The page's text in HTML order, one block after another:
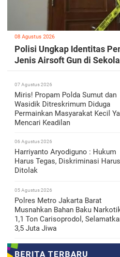
08 Agustus 2026
Polisi Ungkap Identitas
Jenis Airsoft Gun di
07 Agustus 2026
Miris! Propam Polda Sumut dan
Wasidik Ditreskrimum Diduga
Permainkan Masyarakat Kecil
Mencari Keadilan
06 Agustus 2026
Harriyanto Aryodiguno : Hukum
Harus Tegas, Diskriminasi Harus
Ditolak
05 Agustus 2026
Polres Metro Jakarta Barat
Musnahkan Bahan Baku
1,1 Ton Carisoprodol,
3,5 Juta Jiwa